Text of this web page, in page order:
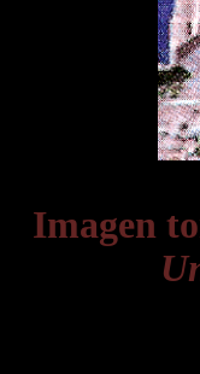
Imagen